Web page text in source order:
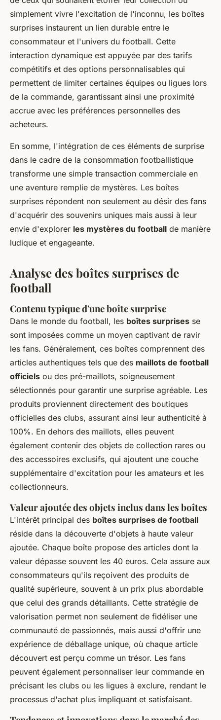
simplement vivre l'excitation de l'inconnu, les boîtes
surprises instaurent un lien durable entre le
consommateur et l'univers du football. Cette
interaction dynamique est appuyée par des tarifs
compétitifs et des options personnalisables qui
permettent de limiter certaines équipes ou ligues lors
de la commande, garantissant ainsi une proximité
accrue avec les préférences personnelles des
acheteurs.
En somme, l'intégration de ces éléments de surprise
dans le cadre de la consommation footballistique
transforme une simple transaction commerciale en
une aventure remplie de mystères. Les boîtes
surprises répondent non seulement au désir des fans
d'acquérir des souvenirs uniques mais aussi à leur
envie d'explorer les mystères du football de manière
ludique et engageante.
Analyse des boîtes surprises de
football
Contenu typique d'une boîte surprise
Dans le monde du football, les boîtes surprises se
sont imposées comme un moyen captivant de ravir
les fans. Généralement, ces boîtes comprennent des
articles authentiques tels que des maillots de football
officiels ou des pré-maillots, soigneusement
sélectionnés pour garantir une surprise agréable. Les
produits proviennent directement des boutiques
officielles des clubs, assurant ainsi leur authenticité à
100%. En dehors des maillots, elles peuvent
également contenir des objets de collection rares ou
des accessoires exclusifs, qui ajoutent une couche
supplémentaire d'excitation pour les amateurs et les
collectionneurs.
Valeur ajoutée des objets inclus dans les boîtes
L'intérêt principal des boîtes surprises de football
réside dans la découverte d'objets à haute valeur
ajoutée. Chaque boîte propose des articles dont la
valeur dépasse souvent les 40 euros. Cela assure aux
consommateurs qu'ils reçoivent des produits de
qualité supérieure, souvent à un prix plus abordable
que celui des grands détaillants. Cette stratégie de
valorisation permet non seulement de fidéliser une
communauté de passionnés, mais aussi d'offrir une
expérience de déballage unique, où chaque article
découvert est perçu comme un trésor. Les fans
peuvent également personnaliser leur commande en
précisant les clubs ou les ligues à exclure, rendant le
processus d'achat plus impliquant et satisfaisant.